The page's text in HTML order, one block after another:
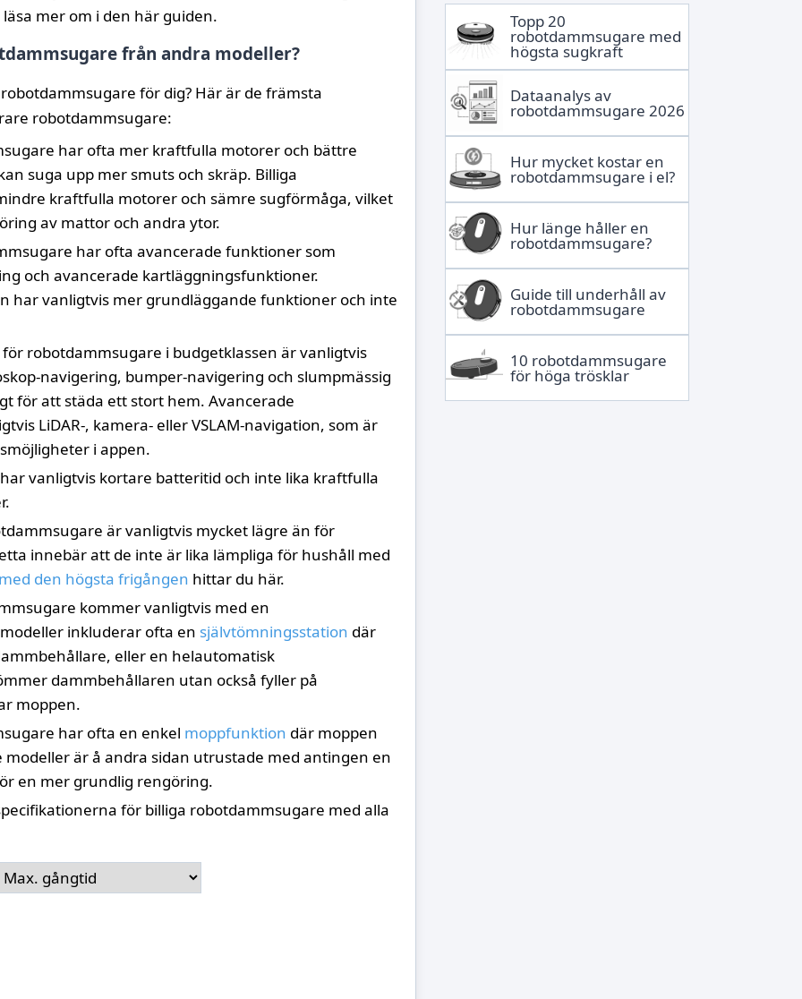
Topp 20
robotdammsugare med
högsta sugkraft
Dataanalys av
robotdammsugare 2026
Hur mycket kostar en
robotdammsugare i el?
Hur länge håller en
robotdammsugare?
Guide till underhåll av
robotdammsugare
10 robotdammsugare
för höga trösklar
mer om i den här guiden.
från andra modeller?
för dig? Här är de främsta
robotdammsugare:
har ofta mer kraftfulla motorer och bättre
suga upp mer smuts och skräp. Billiga
kraftfulla motorer och sämre sugförmåga, vilket
av mattor och andra ytor.
har ofta avancerade funktioner som
och avancerade kartläggningsfunktioner.
har vanligtvis mer grundläggande funktioner och inte
robotdammsugare i budgetklassen är vanligtvis
navigering, bumper-navigering och slumpmässig
för att städa ett stort hem. Avancerade
LiDAR-, kamera- eller VSLAM-navigation, som är
i appen.
vanligtvis kortare batteritid och inte lika kraftfulla
är vanligtvis mycket lägre än för
innebär att de inte är lika lämpliga för hushåll med
den högsta frigången hittar du här.
kommer vanligtvis med en
inkluderar ofta en självtömningsstation där
eller en helautomatisk
dammbehållaren utan också fyller på
moppen.
har ofta en enkel moppfunktion där moppen
är å andra sidan utrustade med antingen en
en mer grundlig rengöring.
för billiga robotdammsugare med alla